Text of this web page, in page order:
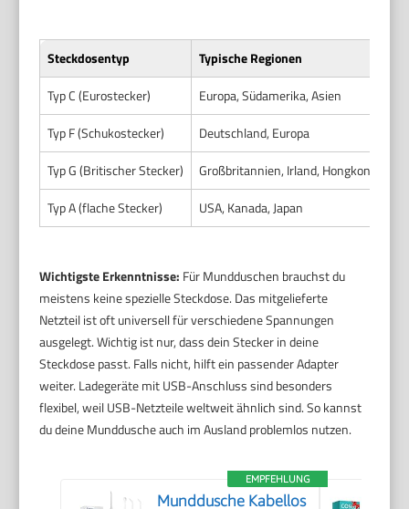
Steckdosentyp Typische Regionen
Typ C (Eurostecker)
Europa, Südamerika, Asien
Typ F (Schukostecker)
Deutschland, Europa
Typ G (Britischer Stecker)
Großbritannien, Irland, Hongkong
Typ A (flache Stecker)
USA, Kanada, Japan
Wichtigste Erkenntnisse: Für Mundduschen brauchst du
meistens keine spezielle Steckdose. Das mitgelieferte
Netzteil ist oft universell für verschiedene Spannungen
ausgelegt. Wichtig ist nur, dass dein Stecker in deine
Steckdose passt. Falls nicht, hilft ein passender Adapter
weiter. Ladegeräte mit USB-Anschluss sind besonders
flexibel, weil USB-Netzteile weltweit ähnlich sind. So kannst
du deine Munddusche auch im Ausland problemlos nutzen.
EMPFEHLUNG
Munddusche Kabellos